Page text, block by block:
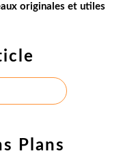
originales et utiles
Plans